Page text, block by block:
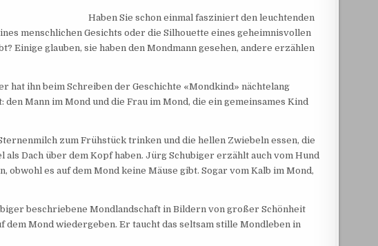
Haben Sie schon einmal fasziniert den leuchtenden
menschlichen Gesichts oder die Silhouette eines geheimnisvollen
Einige glauben, sie haben den Mondmann gesehen, andere erzählen
ihn beim Schreiben der Geschichte «Mondkind» nächtelang
Mann im Mond und die Frau im Mond, die ein gemeinsames Kind
zum Frühstück trinken und die hellen Zwiebeln essen, die
Dach über dem Kopf haben. Jürg Schubiger erzählt auch vom Hund
obwohl es auf dem Mond keine Mäuse gibt. Sogar vom Kalb im Mond,
beschriebene Mondlandschaft in Bildern von großer Schönheit
Mond wiedergeben. Er taucht das seltsam stille Mondleben in